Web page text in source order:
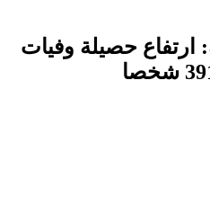
ارتفاع حصيلة وفيات